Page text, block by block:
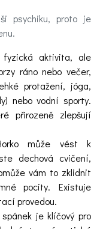
psychiku, proto je
aktivita, ale
ráno nebo večer,
protažení, jóga,
nebo vodní sporty.
přirozeně zlepšují
může vést k
dechová cvičení,
vám to zklidnit
pocity. Existuje
provedou.
je klíčový pro